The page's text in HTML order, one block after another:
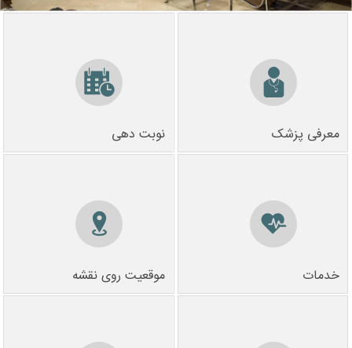
معرفی پزشک نوبت دهی
خدمات موقعیت روی نقشه